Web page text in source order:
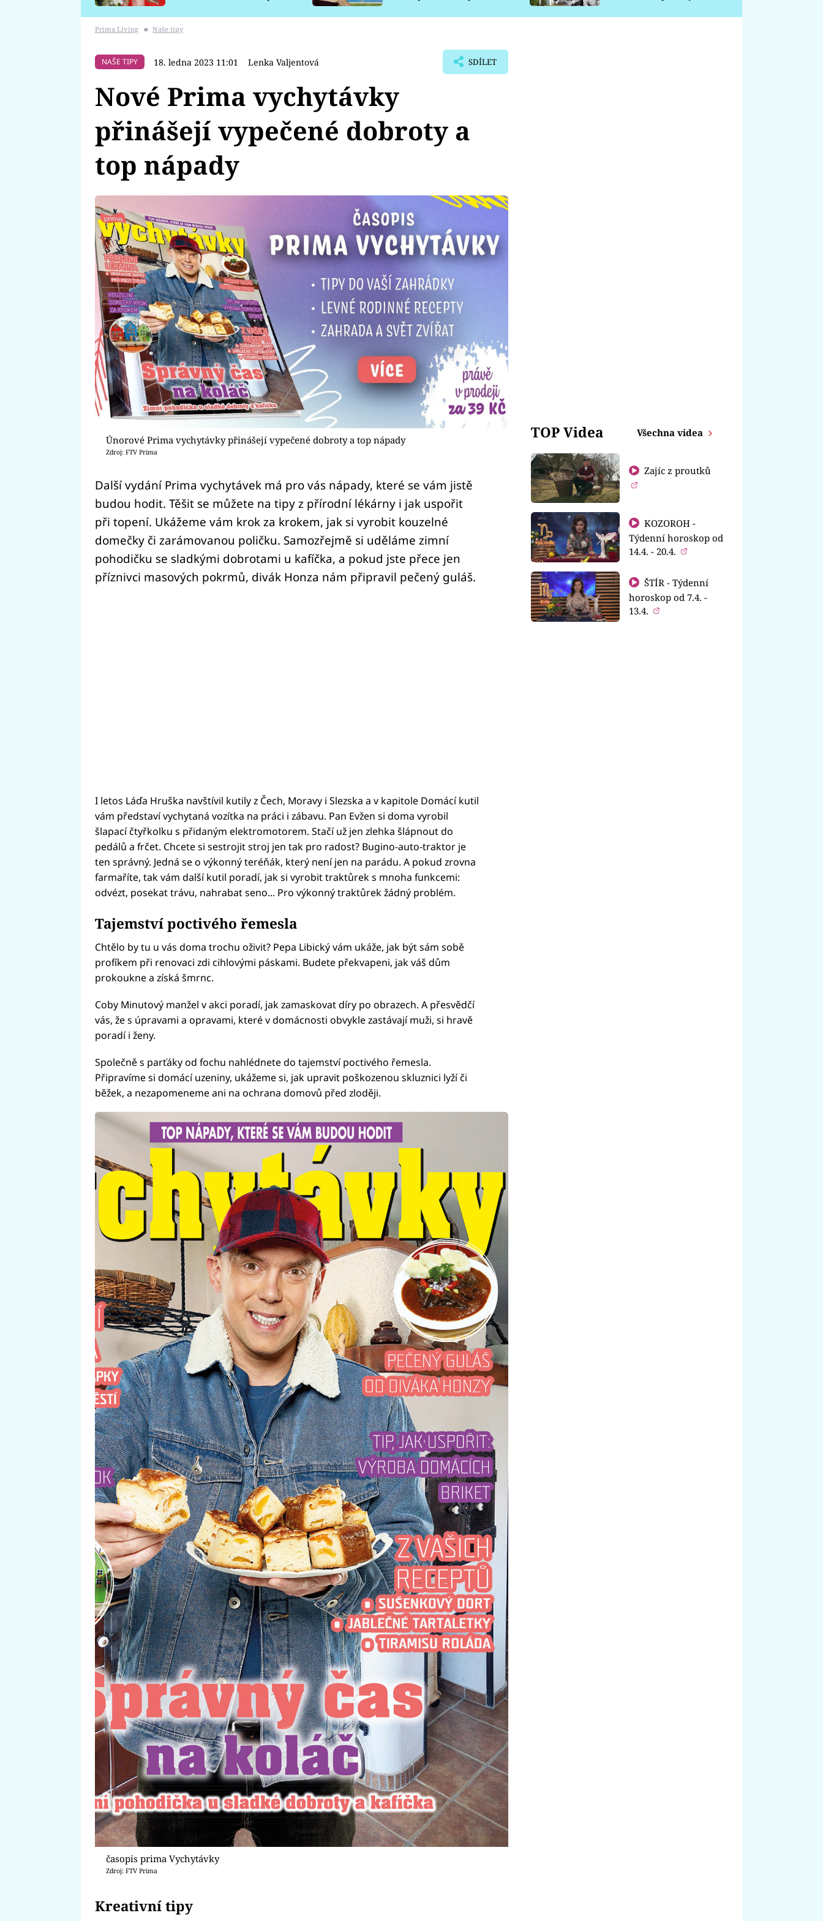
Prima Living ■ Naše tipy
NAŠE TIPY 18. ledna 2023 11:01 Lenka Valjentová SDÍLET
Nové Prima vychytávky
přinášejí vypečené dobroty a
top nápady
Únorové Prima vychytávky přinášejí vypečené dobroty a top nápady
Zdroj: FTV Prima
Další vydání Prima vychytávek má pro vás nápady, které se vám jistě
budou hodit. Těšit se můžete na tipy z přírodní lékárny i jak uspořit
při topení. Ukážeme vám krok za krokem, jak si vyrobit kouzelné
domečky či zarámovanou poličku. Samozřejmě si uděláme zimní
pohodičku se sladkými dobrotami u kafíčka, a pokud jste přece jen
příznivci masových pokrmů, divák Honza nám připravil pečený guláš.
I letos Láďa Hruška navštívil kutily z Čech, Moravy i Slezska a v kapitole Domácí kutil
vám představí vychytaná vozítka na práci i zábavu. Pan Evžen si doma vyrobil
šlapací čtyřkolku s přidaným elektromotorem. Stačí už jen zlehka šlápnout do
pedálů a frčet. Chcete si sestrojit stroj jen tak pro radost? Bugino-auto-traktor je
ten správný. Jedná se o výkonný teréňák, který není jen na parádu. A pokud zrovna
farmaříte, tak vám další kutil poradí, jak si vyrobit traktůrek s mnoha funkcemi:
odvézt, posekat trávu, nahrabat seno... Pro výkonný traktůrek žádný problém.
Tajemství poctivého řemesla
Chtělo by tu u vás doma trochu oživit? Pepa Libický vám ukáže, jak být sám sobě
profíkem při renovaci zdi cihlovými páskami. Budete překvapeni, jak váš dům
prokoukne a získá šmrnc.
Coby Minutový manžel v akci poradí, jak zamaskovat díry po obrazech. A přesvědčí
vás, že s úpravami a opravami, které v domácnosti obvykle zastávají muži, si hravě
poradí i ženy.
Společně s parťáky od fochu nahlédnete do tajemství poctivého řemesla.
Připravíme si domácí uzeniny, ukážeme si, jak upravit poškozenou skluznici lyží či
běžek, a nezapomeneme ani na ochrana domovů před zloději.
časopis prima Vychytávky
Zdroj: FTV Prima
Kreativní tipy
TOP Videa Všechna videa
Zajíc z proutků
KOZOROH -
Týdenní horoskop od
14.4. - 20.4.
ŠTÍR - Týdenní
horoskop od 7.4. -
13.4.